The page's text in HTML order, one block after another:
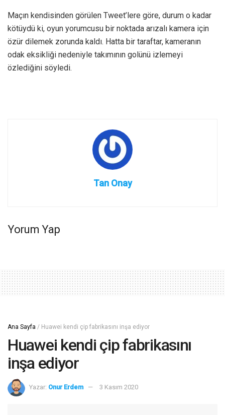
Maçın kendisinden görülen Tweet’lere göre, durum o kadar
kötüydü ki, oyun yorumcusu bir noktada arızalı kamera için
özür dilemek zorunda kaldı. Hatta bir taraftar, kameranın
odak eksikliği nedeniyle takımının golünü izlemeyi
özlediğini söyledi.
Tan Onay
Yorum Yap
Ana Sayfa / Huawei kendi çip fabrikasını inşa ediyor
Huawei kendi çip fabrikasını
inşa ediyor
Yazar: Onur Erdem 3 Kasım 2020